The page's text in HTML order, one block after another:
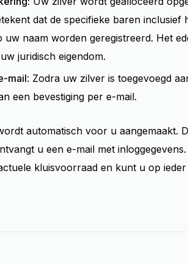
dat de specifieke baren inclusief
uw naam worden geregistreerd. Het
juridisch eigendom.
mail: Zodra uw zilver is toegevoegd
een bevestiging per e-mail.
automatisch voor u aangemaakt.
u een e-mail met
kluisvoorraad en kunt u op